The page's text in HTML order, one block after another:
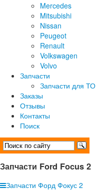
Mercedes
Mitsubishi
Nissan
Peugeot
Renault
Volkswagen
Volvo
Запчасти
Запчасти для ТО
Заказы
Отзывы
Контакты
Поиск
Запчасти Ford Focus 2
Запчасти Форд Фокус 2